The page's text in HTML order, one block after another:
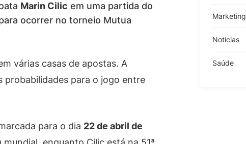
Marin Cilic em uma partida do
ocorrer no torneio Mutua
várias casas de apostas. A
probabilidades para o jogo entre
para o dia 22 de abril de
Marketing
Notícias
Saúde